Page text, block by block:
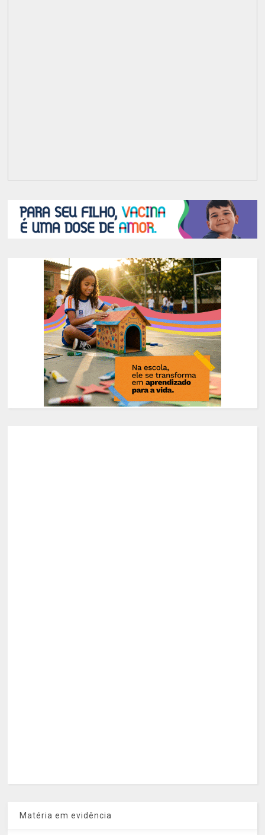
Matéria em evidência